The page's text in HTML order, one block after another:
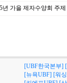
년 가을 제자수양회 주
[UBF한국본부]
[뉴욕UBF] [워